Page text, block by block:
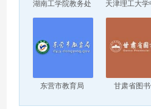
湖南工学院教务处
东营市教育局 甘肃省图